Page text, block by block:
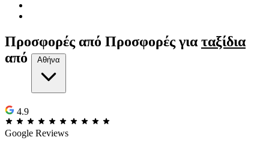
Προσφορές από Προσφορές γιαταξίδια
από
Αθήνα
4.9
Google Reviews